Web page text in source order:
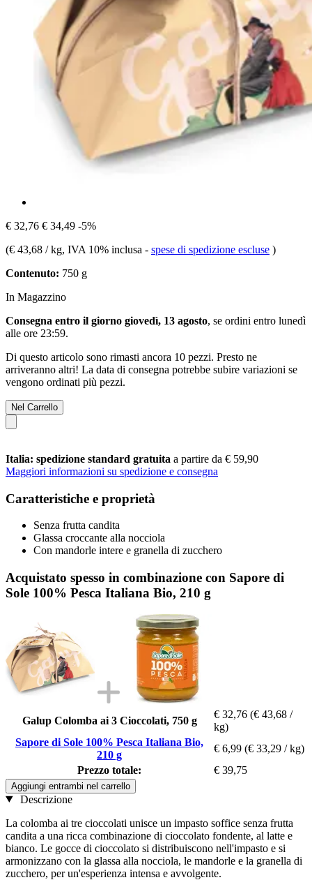
€ 32,76 € 34,49 -5%
(€ 43,68 / kg, IVA 10% inclusa - spese di spedizione escluse )
Contenuto: 750 g
In Magazzino
Consegna entro il giorno giovedì, 13 agosto, se ordini entro lunedì
alle ore 23:59.
Di questo articolo sono rimasti ancora 10 pezzi. Presto ne
arriveranno altri! La data di consegna potrebbe subire variazioni se
vengono ordinati più pezzi.
Nel Carrello
Italia: spedizione standard gratuita a partire da € 59,90
Maggiori informazioni su spedizione e consegna
Caratteristiche e proprietà
Senza frutta candita
Glassa croccante alla nocciola
Con mandorle intere e granella di zucchero
Acquistato spesso in combinazione con Sapore di
Sole 100% Pesca Italiana Bio, 210 g
Galup Colomba ai 3 Cioccolati, 750 g
€ 32,76 (€ 43,68 /
kg)
Sapore di Sole 100% Pesca Italiana Bio,
210 g
€ 6,99 (€ 33,29 / kg)
Prezzo totale:
€ 39,75
Aggiungi entrambi nel carrello
Descrizione
La colomba ai tre cioccolati unisce un impasto soffice senza frutta
candita a una ricca combinazione di cioccolato fondente, al latte e
bianco. Le gocce di cioccolato si distribuiscono nell'impasto e si
armonizzano con la glassa alla nocciola, le mandorle e la granella di
zucchero, per un'esperienza intensa e avvolgente.